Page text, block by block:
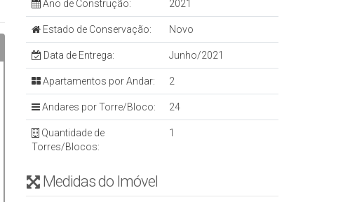
Ano de Construção: 2021
Estado de Conservação: Novo
Data de Entrega: Junho/2021
Apartamentos por Andar: 2
Andares por Torre/Bloco: 24
Quantidade de
Torres/Blocos:
1
Medidas do Imóvel